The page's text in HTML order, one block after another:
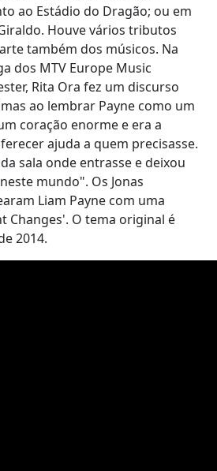
ao Estádio do Dragão; ou em
Houve vários tributos
também dos músicos. Na
dos MTV Europe Music
Rita Ora fez um discurso
ao lembrar Payne como um
coração enorme e era a
ajuda a quem precisasse.
sala onde entrasse e deixou
mundo". Os Jonas
Liam Payne com uma
Changes'. O tema original é
2014.